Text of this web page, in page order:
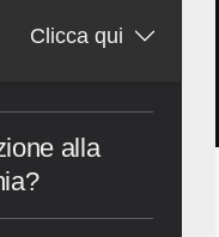
Clicca qui
alla